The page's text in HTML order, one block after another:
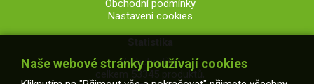
Obchodní podmínky
Nastavení cookies
V obchodě je
celkem 53345 produktů,
Naše webové stránky používají cookies